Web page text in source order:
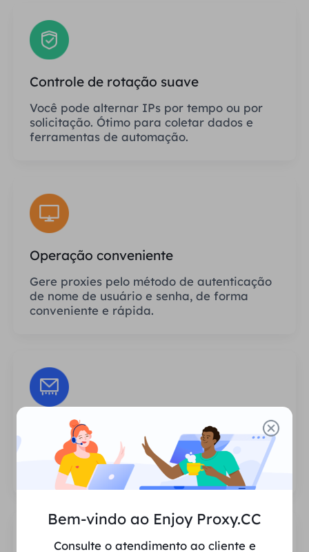
Controle de rotação suave
Você pode alternar IPs por tempo ou por
solicitação. Ótimo para coletar dados e
ferramentas de automação.
Operação conveniente
Gere proxies pelo método de autenticação
de nome de usuário e senha, de forma
conveniente e rápida.
Sessões Ilimitadas
Não há limite para o número de usos ou
frequências de invocação dos proxies.
Bem-vindo ao Enjoy Proxy.CC
Consulte o atendimento ao cliente e